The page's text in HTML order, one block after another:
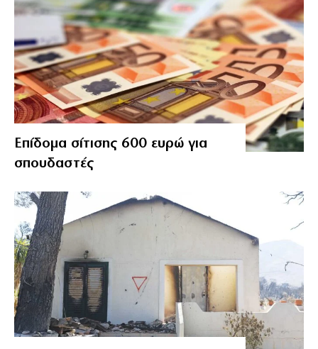
Επίδομα σίτισης 600 ευρώ για
σπουδαστές